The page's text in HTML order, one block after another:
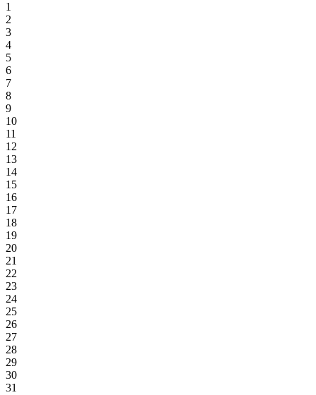
1
2
3
4
5
6
7
8
9
10
11
12
13
14
15
16
17
18
19
20
21
22
23
24
25
26
27
28
29
30
31